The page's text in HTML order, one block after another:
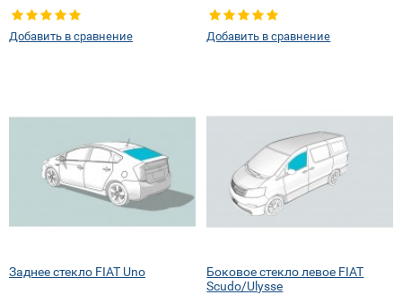
правое
Добавить в сравнение
шелкографии:
Добавить в сравнение
Заднее стекло FIAT Uno
Боковое стекло левое FIAT
Scudo/Ulysse